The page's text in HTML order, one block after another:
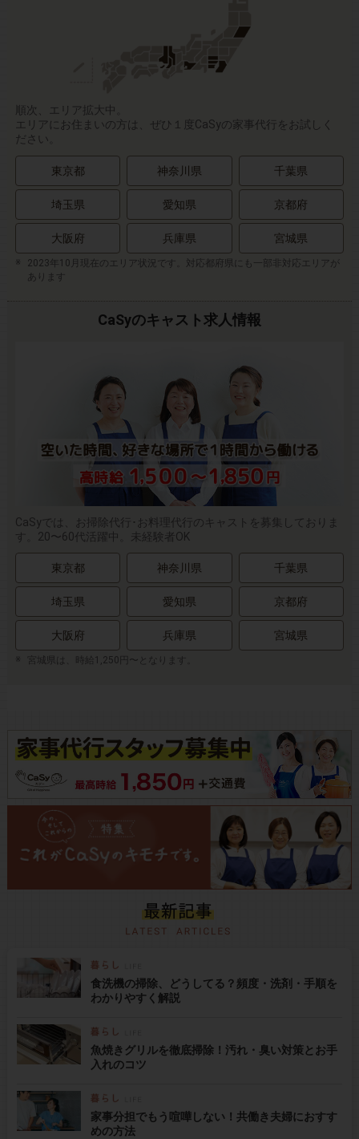
順次、エリア拡大中。
エリアにお住まいの方は、ぜひ１度CaSyの家事代行をお試しく
ださい。
東京都 神奈川県 千葉県
埼玉県 愛知県 京都府
大阪府 兵庫県 宮城県
2023年10月現在のエリア状況です。対応都府県にも一部非対応エリアが
あります
CaSyのキャスト求人情報
CaSyでは、お掃除代行･お料理代行のキャストを募集しておりま
す。20〜60代活躍中。未経験者OK
東京都 神奈川県 千葉県
埼玉県 愛知県 京都府
大阪府 兵庫県 宮城県
宮城県は、時給1,250円〜となります。
食洗機の掃除、どうしてる？頻度・洗剤・手順を
わかりやすく解説
魚焼きグリルを徹底掃除！汚れ・臭い対策とお手
入れのコツ
家事分担でもう喧嘩しない！共働き夫婦におすす
めの方法